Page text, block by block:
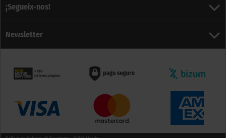
¡Segueix-nos!
Newsletter